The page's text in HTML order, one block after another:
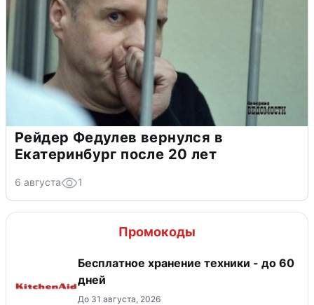
Рейдер Федулев вернулся в
Екатеринбург после 20 лет
6 августа 1
Промокоды
Бесплатное хранение техники - до 60
дней
До 31 августа, 2026